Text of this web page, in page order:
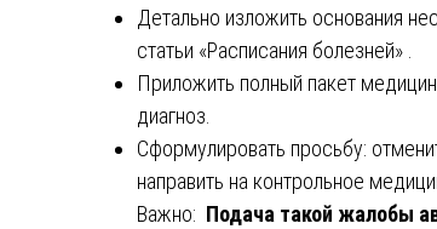
Детально изложить основания
статьи «Расписания болезней» .
Приложить полный пакет
диагноз.
Сформулировать просьбу:
направить на контрольное
Важно: Подача такой жалобы